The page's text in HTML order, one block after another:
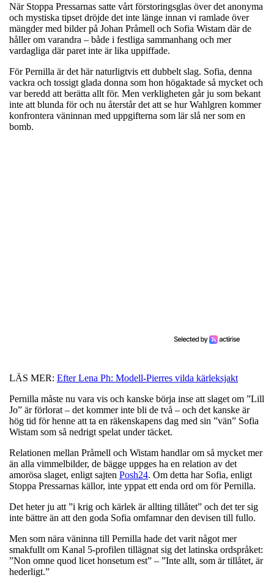
När Stoppa Pressarnas satte vårt förstoringsglas över det anonyma
och mystiska tipset dröjde det inte länge innan vi ramlade över
mängder med bilder på Johan Pråmell och Sofia Wistam där de
håller om varandra – både i festliga sammanhang och mer
vardagliga där paret inte är lika uppiffade.
För Pernilla är det här naturligtvis ett dubbelt slag. Sofia, denna
vackra och tossigt glada donna som hon högaktade så mycket och
var beredd att berätta allt för. Men verkligheten går ju som bekant
inte att blunda för och nu återstår det att se hur Wahlgren kommer
konfrontera väninnan med uppgifterna som lär slå ner som en
bomb.
LÄS MER: Efter Lena Ph: Modell-Pierres vilda kärleksjakt
Pernilla måste nu vara vis och kanske börja inse att slaget om ”Lill
Jo” är förlorat – det kommer inte bli de två – och det kanske är
hög tid för henne att ta en räkenskapens dag med sin ”vän” Sofia
Wistam som så nedrigt spelat under täcket.
Relationen mellan Pråmell och Wistam handlar om så mycket mer
än alla vimmelbilder, de bägge uppges ha en relation av det
amorösa slaget, enligt sajten Posh24. Om detta har Sofia, enligt
Stoppa Pressarnas källor, inte yppat ett enda ord om för Pernilla.
Det heter ju att ”i krig och kärlek är allting tillåtet” och det ter sig
inte bättre än att den goda Sofia omfamnar den devisen till fullo.
Men som nära väninna till Pernilla hade det varit något mer
smakfullt om Kanal 5-profilen tillägnat sig det latinska ordspråket:
”Non omne quod licet honsetum est” – ”Inte allt, som är tillåtet, är
hederligt.”